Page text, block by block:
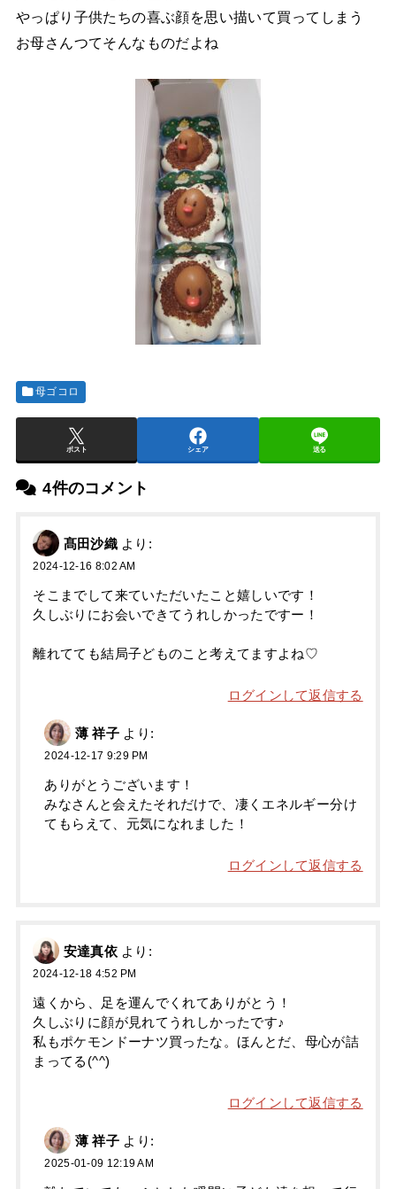
やっぱり子供たちの喜ぶ顔を思い描いて買ってしまう
お母さんつてそんなものだよね
母ゴコロ
ポスト シェア 送る
4件のコメント
髙田沙織 より:
2024-12-16 8:02 AM
そこまでして来ていただいたこと嬉しいです！
久しぶりにお会いできてうれしかったですー！
離れてても結局子どものこと考えてますよね♡
ログインして返信する
薄 祥子 より:
2024-12-17 9:29 PM
ありがとうございます！
みなさんと会えたそれだけで、凄くエネルギー分け
てもらえて、元気になれました！
ログインして返信する
安達真依 より:
2024-12-18 4:52 PM
遠くから、足を運んでくれてありがとう！
久しぶりに顔が見れてうれしかったです♪
私もポケモンドーナツ買ったな。ほんとだ、母心が詰
まってる(^^)
ログインして返信する
薄 祥子 より:
2025-01-09 12:19 AM